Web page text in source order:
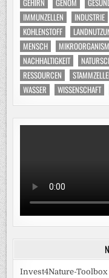
IMMUNZELLEN
INDUSTRIE
KOHLENSTOFF
MENSCH
NACHHALTIGKEIT
RESSOURCEN
WASSER
WISSENSCHAFT
Invest4Nature-